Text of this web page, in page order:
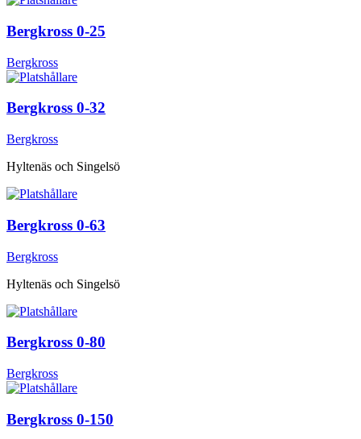
Bergkross 0-25
Bergkross
Bergkross 0-32
Bergkross
Hyltenäs och Singelsö
Bergkross 0-63
Bergkross
Hyltenäs och Singelsö
Bergkross 0-80
Bergkross
Bergkross 0-150